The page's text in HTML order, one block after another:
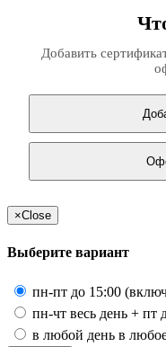
Добавить
×Close
Выберите вариант
пн-пт до 15:00
пн-чт весь день + пт
в любой день в